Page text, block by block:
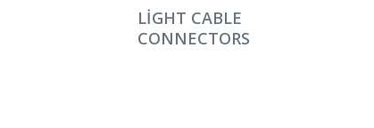
DEVAMINI OKU
LIGHT CABLE
CONNECTORS